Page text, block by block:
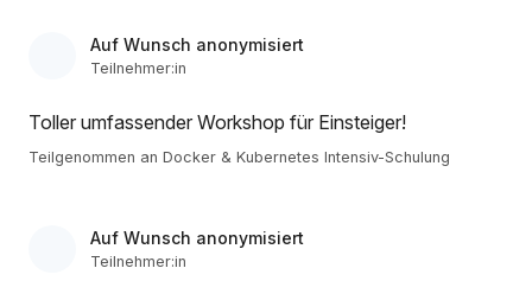
Auf Wunsch anonymisiert
Teilnehmer:in
Toller umfassender Workshop für Einsteiger!
Teilgenommen an Docker & Kubernetes Intensiv-Schulung
Auf Wunsch anonymisiert
Teilnehmer:in